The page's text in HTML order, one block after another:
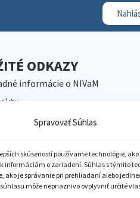
Spravovať Súhlas
skúseností používame technológie, ako
informáciám o zariadení. Súhlas s týmito
ako je správanie pri prehliadaní alebo
môže nepriaznivo ovplyvniť určité
ODKAZY
informácie o NIVaM
NIVaM
inštitúcie